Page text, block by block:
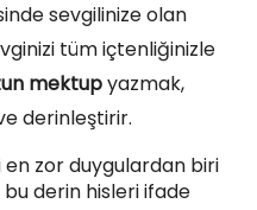
sevgilinize olan
tüm içtenliğinizle
mektupyazmak,
derinleştirir.